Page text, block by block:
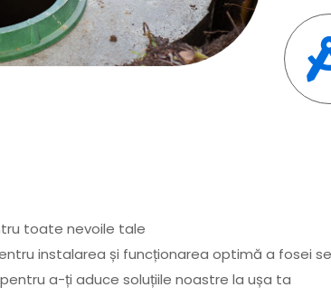
toate nevoile tale
instalarea și funcționarea optimă a fosei
a-ți aduce soluțiile noastre la ușa ta